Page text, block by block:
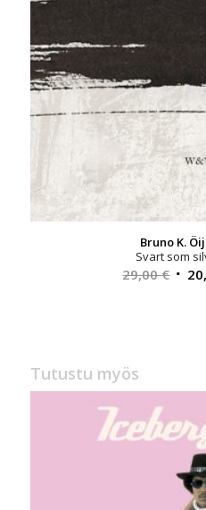
Bruno K.
Svart som
29,00€
Tutustu myös